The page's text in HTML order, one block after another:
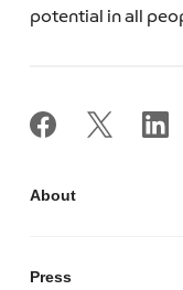
potential in all
About
Press